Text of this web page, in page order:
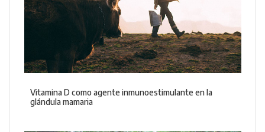
Vitamina D como agente inmunoestimulante en la
glándula mamaria